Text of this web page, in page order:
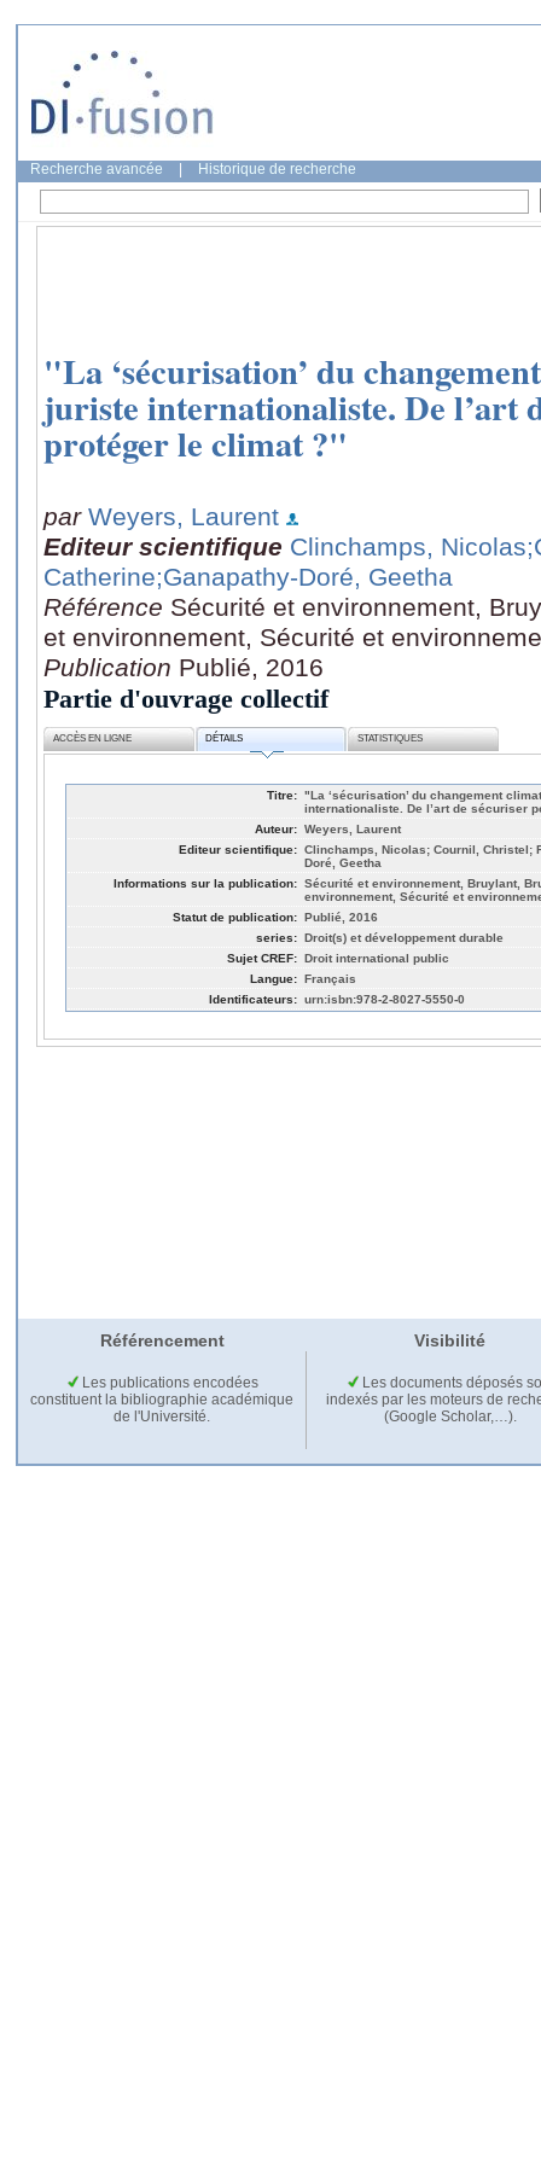
Recherche avancée Historique de recherche
"La ‘sécurisation’ du
juriste internationaliste. De l’art
protéger le climat ?"
par Weyers, Laurent
Editeur scientifique Clinchamps, Nicolas
Catherine;Ganapathy-Doré, Geetha
Référence Sécurité et environnement,
et environnement, Sécurité et
Publication Publié, 2016
Partie d'ouvrage collectif
ACCÈS EN LIGNE DÉTAILS STATISTIQUES
Titre: "La ‘sécurisation’ du changement
internationaliste. De l’art de sécuriser
Auteur: Weyers, Laurent
Editeur scientifique: Clinchamps, Nicolas; Cournil, Christel;
Doré, Geetha
Informations sur la publication: Sécurité et environnement, Bruylant,
environnement, Sécurité et
Statut de publication: Publié, 2016
series: Droit(s) et développement durable
Sujet CREF: Droit international public
Langue: Français
Identificateurs: urn:isbn:978-2-8027-5550-0
Référencement Visibilité
Les publications encodées
constituent la bibliographie académique
de l'Université.
Les documents déposés
indexés par les moteurs de
(Google Scholar,…).